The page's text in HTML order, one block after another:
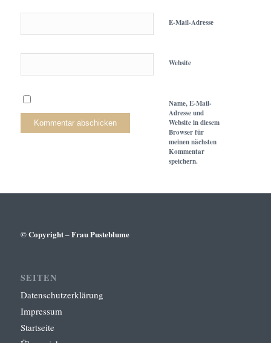
E-Mail-Adresse
Website
Name, E-Mail-
Adresse und
Website in diesem
Browser für
meinen nächsten
Kommentar
speichern.
© Copyright – Frau Pusteblume
SEITEN
Datenschutzerklärung
Impressum
Startseite